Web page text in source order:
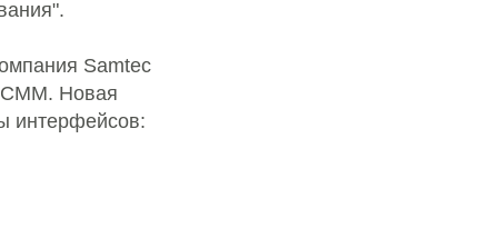
Samtec
Новая
интерфейсов: